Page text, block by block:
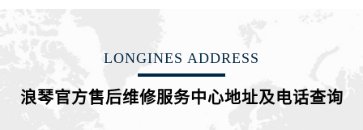
福建省龙岩市新罗区九一南路浪琴售后服务中心（需提前预约）
LONGINES ADDRESS
浪琴官方售后维修服务中心地址及电话查询